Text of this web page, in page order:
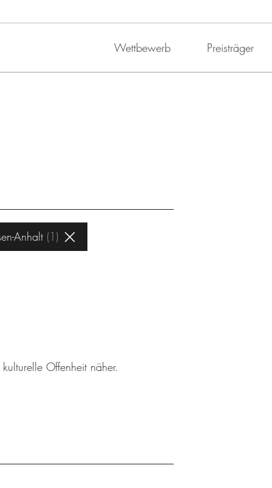
Wettbewerb Preisträger
Anhalt 1
Offenheit näher.